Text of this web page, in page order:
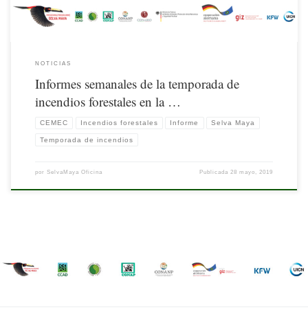
NOTICIAS
Informes semanales de la temporada de
incendios forestales en la …
CEMEC Incendios forestales Informe Selva Maya
Temporada de incendios
por SelvaMaya Oficina Publicada28 mayo, 2019